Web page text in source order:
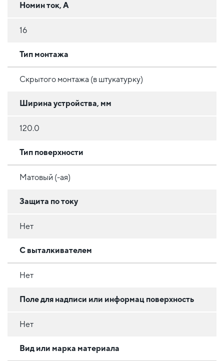
Номин ток, А
16
Тип монтажа
Скрытого монтажа (в штукатурку)
Ширина устройства, мм
120.0
Тип поверхности
Матовый (-ая)
Защита по току
Нет
С выталкивателем
Нет
Поле для надписи или информац поверхность
Нет
Вид или марка материала